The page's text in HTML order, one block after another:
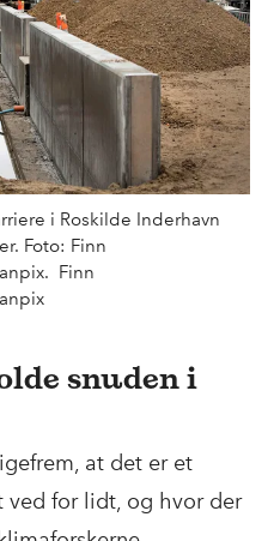
i Roskilde Inderhavn
Foto: Finn
Finn
snuden i
at det er et
ved for lidt, og hvor der